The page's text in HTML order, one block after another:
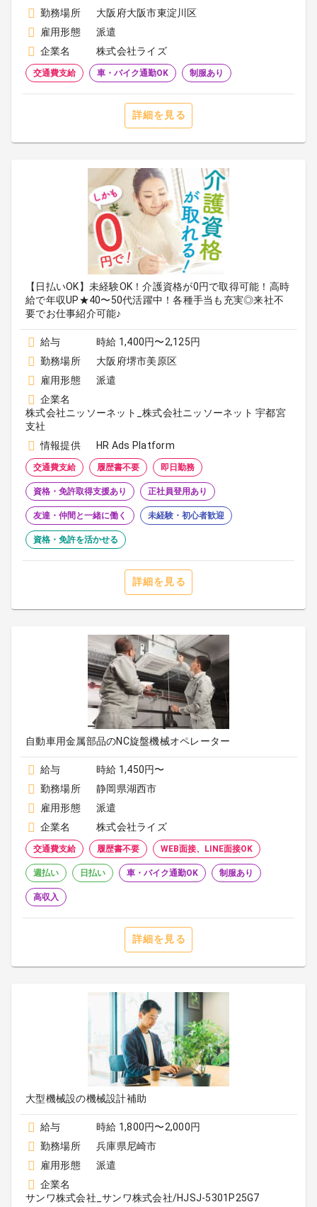
勤務場所
大阪府大阪市東淀川区
雇用形態
派遣
企業名
株式会社ライズ
交通費支給 車・バイク通勤OK 制服あり
詳細を見る
【日払いOK】未経験OK！介護資格が0円で取得可能！高時
給で年収UP★40〜50代活躍中！各種手当も充実◎来社不
要でお仕事紹介可能♪
給与
時給 1,400円〜2,125円
勤務場所
大阪府堺市美原区
雇用形態
派遣
企業名
株式会社ニッソーネット_株式会社ニッソーネット 宇都宮
支社
情報提供
HR Ads Platform
交通費支給 履歴書不要 即日勤務
資格・免許取得支援あり 正社員登用あり
友達・仲間と一緒に働く 未経験・初心者歓迎
資格・免許を活かせる
詳細を見る
自動車用金属部品のNC旋盤機械オペレーター
給与
時給 1,450円〜
勤務場所
静岡県湖西市
雇用形態
派遣
企業名
株式会社ライズ
交通費支給 履歴書不要 WEB面接、LINE面接OK
週払い 日払い 車・バイク通勤OK 制服あり
高収入
詳細を見る
大型機械設の機械設計補助
給与
時給 1,800円〜2,000円
勤務場所
兵庫県尼崎市
雇用形態
派遣
企業名
サンワ株式会社_サンワ株式会社/HJSJ-5301P25G7